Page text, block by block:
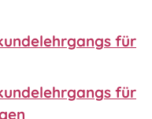
für
für